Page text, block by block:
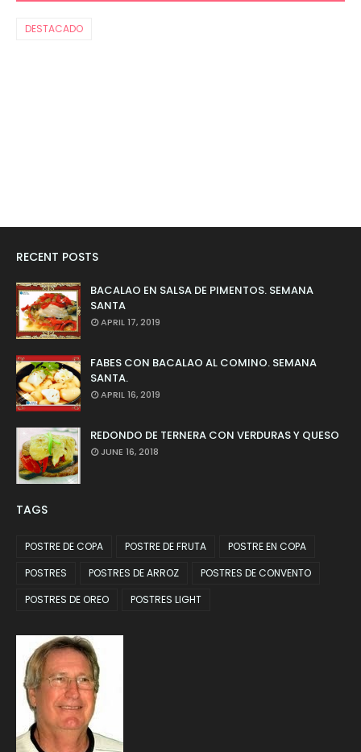
DESTACADO
RECENT POSTS
BACALAO EN SALSA DE PIMENTOS. SEMANA
SANTA
APRIL 17, 2019
FABES CON BACALAO AL COMINO. SEMANA
SANTA.
APRIL 16, 2019
REDONDO DE TERNERA CON VERDURAS Y QUESO
JUNE 16, 2018
TAGS
POSTRE DE COPA POSTRE DE FRUTA
POSTRE EN COPA
POSTRES
POSTRES DE ARROZ
POSTRES DE CONVENTO
POSTRES DE OREO
POSTRES LIGHT